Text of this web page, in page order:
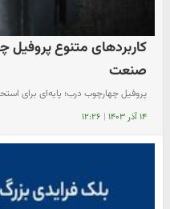
کاربردهای متنوع
صنعت
پروفیل چهارچوب درب؛ پایه‌ای برای
۱۴ آذر ۱۴۰۳ | ۱۲:۲۶